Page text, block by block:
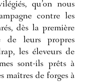
qu’on nous
contre les
dès la première
de leurs propres
les éleveurs de
sont-ils prêts à
maîtres de forges à